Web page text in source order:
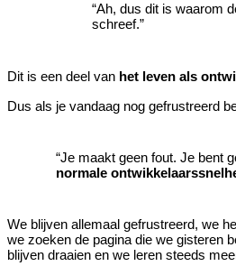
“Ah, dus dit is waarom
schreef.”
Dit is een deel van het leven als
Dus als je vandaag nog gefrustreerd
“Je maakt geen fout. Je bent
normale
We blijven allemaal gefrustreerd, we
we zoeken de pagina die we gisteren
blijven draaien en we leren steeds